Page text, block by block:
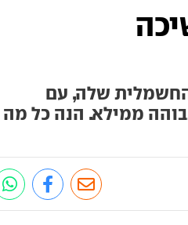
החשמלית שלה, עם
ממילא. הנה כל מה